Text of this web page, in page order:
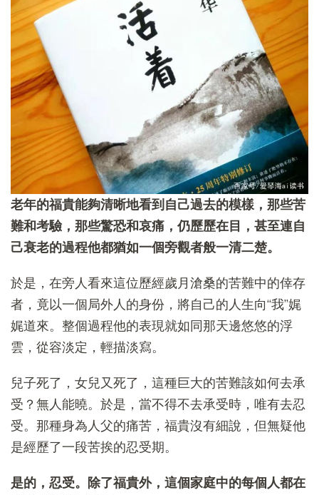
老年的福貴能夠清晰地看到自己過去的模樣，那些苦
難和考驗，那些驚恐和哀痛，仍歷歷在目，甚至連自
己衰老的過程他都猶如一個旁觀者般一清二楚。
於是，在旁人看來這位歷經歲月滄桑的苦難中的倖存
者，竟以一個局外人的身份，將自己的人生向“我”娓
娓道來。整個過程他的表現就如同那天邊悠悠的浮
雲，從容淡定，輕描淡寫。
兒子死了，女兒又死了，這種巨大的苦難該如何去承
受？無人能曉。於是，當不得不去承受時，唯有去忍
受。那種身為人父的痛苦，福貴沒有細說，但無疑他
是經歷了一段苦挨的忍受期。
是的，忍受。除了福貴外，這個家庭中的每個人都在